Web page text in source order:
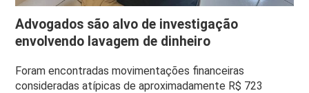
Advogados são alvo de investigação
envolvendo lavagem de dinheiro
Foram encontradas movimentações financeiras
consideradas atípicas de aproximadamente R$ 723